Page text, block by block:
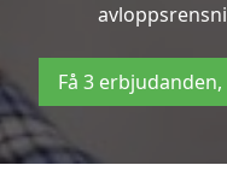
Få 3